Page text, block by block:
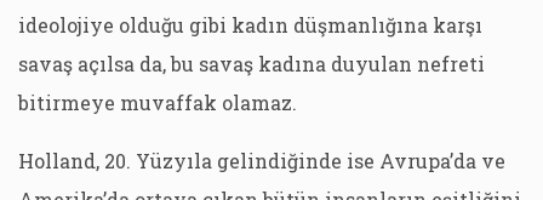
ideolojiye olduğu gibi kadın düşmanlığına karşı
savaş açılsa da, bu savaş kadına duyulan nefreti
bitirmeye muvaffak olamaz.
Holland, 20. Yüzyıla gelindiğinde ise Avrupa’da ve